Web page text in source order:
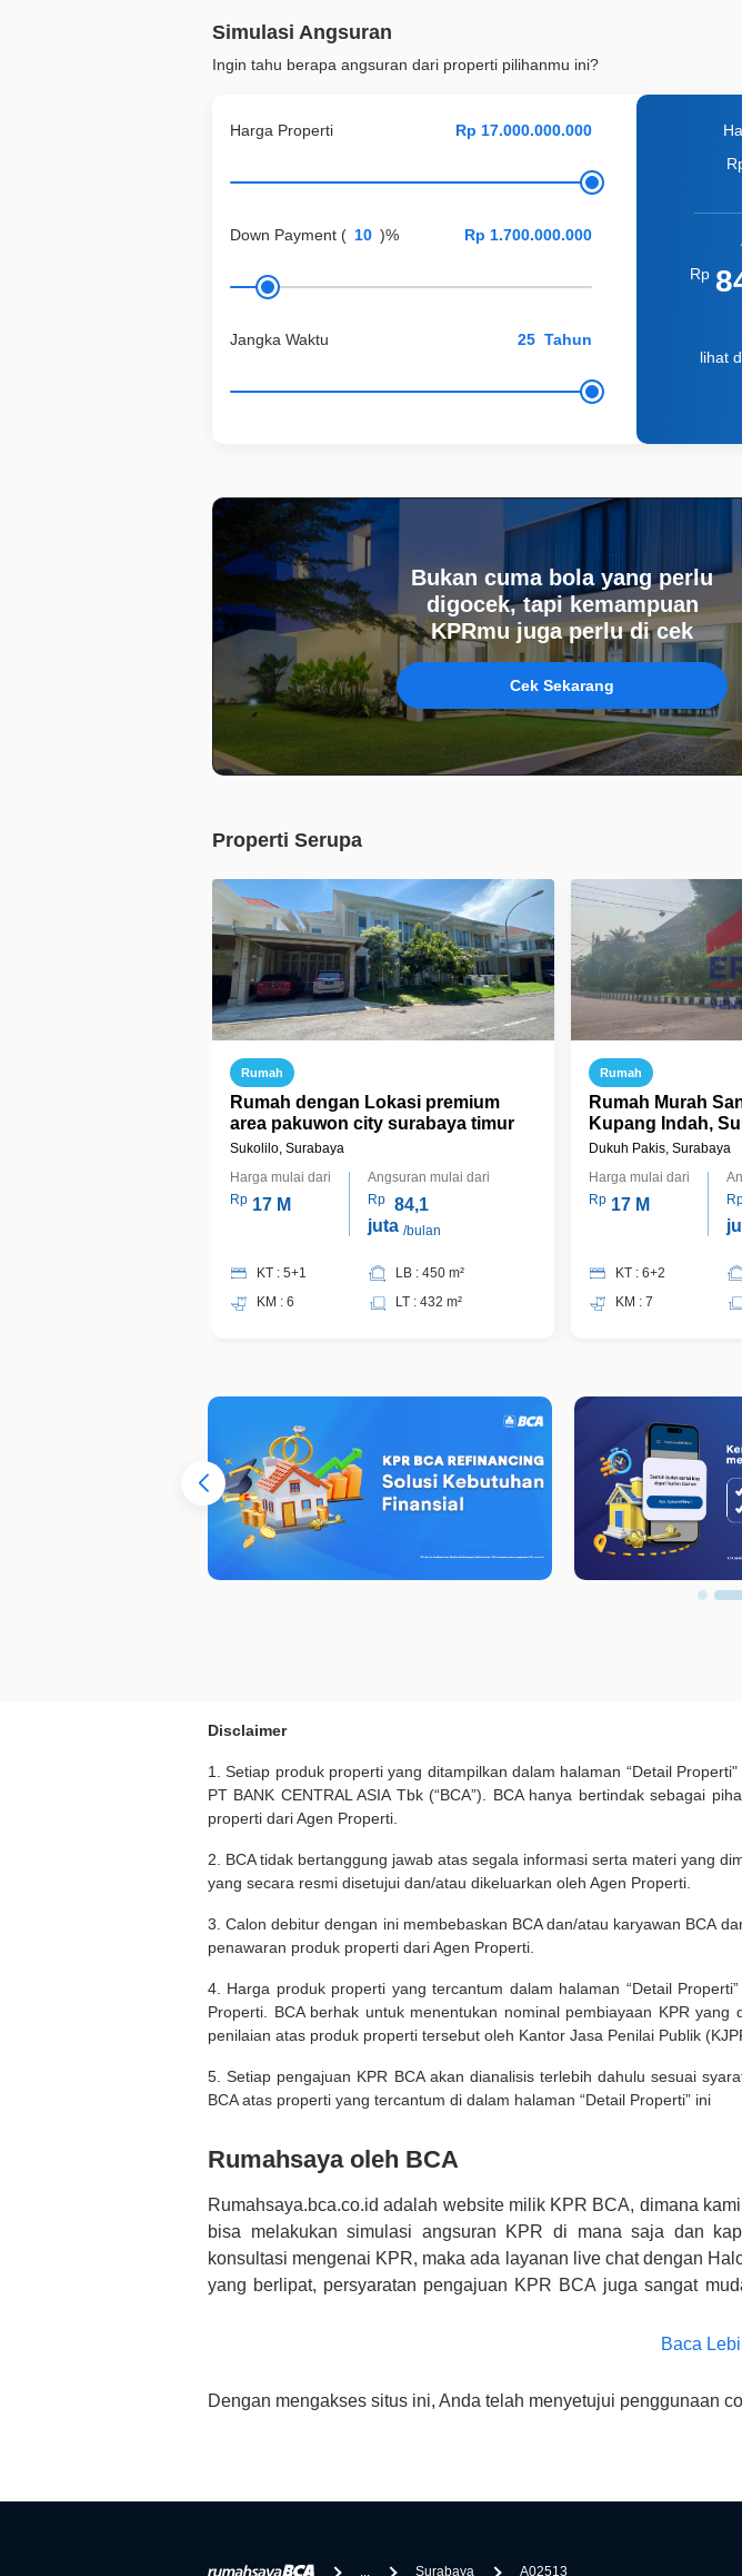
Simulasi Angsuran
Ingin tahu berapa angsuran dari properti pilihanmu ini?
Harga Properti
Down Payment ( )%
Jangka Waktu Tahun
Rp
lihat
Bukan cuma bola yang perlu
digocek, tapi kemampuan
KPRmu juga perlu di cek
Cek Sekarang
Properti Serupa
Rumah
Rumah dengan Lokasi premium
area pakuwon city surabaya timur
Sukolilo, Surabaya
Harga mulai dari
Rp 17 M
Angsuran mulai dari
Rp 84,1
juta /bulan
KT : 5+1
KM : 6
LB : 450 m²
LT : 432 m²
Rumah
Rumah Murah
Kupang Indah,
Dukuh Pakis, Surabaya
Harga mulai dari
Rp 17 M
KT : 6+2
KM : 7
Disclaimer
1. Setiap produk properti yang ditampilkan dalam halaman “Detail
PT BANK CENTRAL ASIA Tbk (“BCA”). BCA hanya bertindak sebagai
properti dari Agen Properti.
2. BCA tidak bertanggung jawab atas segala informasi serta materi yang
yang secara resmi disetujui dan/atau dikeluarkan oleh Agen Properti.
3. Calon debitur dengan ini membebaskan BCA dan/atau karyawan BCA
penawaran produk properti dari Agen Properti.
4. Harga produk properti yang tercantum dalam halaman “Detail
Properti. BCA berhak untuk menentukan nominal pembiayaan KPR
penilaian atas produk properti tersebut oleh Kantor Jasa Penilai Publik
5. Setiap pengajuan KPR BCA akan dianalisis terlebih dahulu sesuai
BCA atas properti yang tercantum di dalam halaman “Detail Properti” ini
Rumahsaya oleh BCA
Rumahsaya.bca.co.id adalah website milik KPR BCA, dimana
bisa melakukan simulasi angsuran KPR di mana saja dan
konsultasi mengenai KPR, maka ada layanan live chat dengan
yang berlipat, persyaratan pengajuan KPR BCA juga sangat
informasi yang rekanan berikan selain yang bisa di verifikasi oleh
Baca
Dengan mengakses situs ini, Anda telah menyetujui penggunaan
... Surabaya A02513